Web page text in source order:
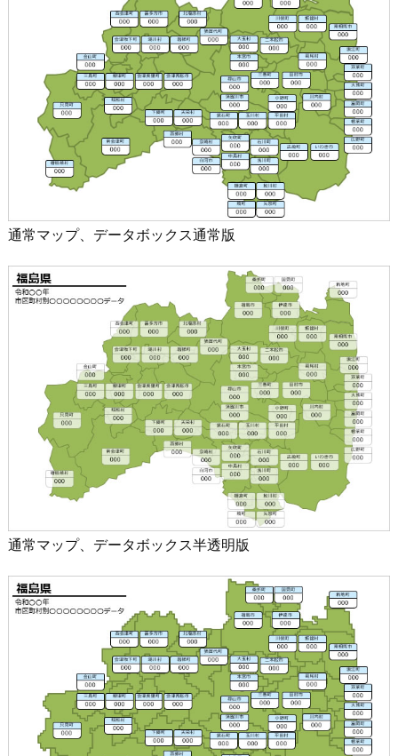
通常マップ、データボックス通常版
通常マップ、データボックス半透明版